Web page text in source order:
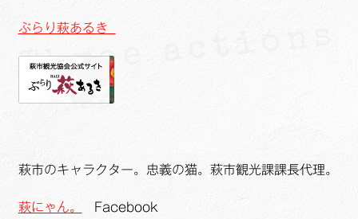
ぶらり萩あるき
萩市のキャラクター。忠義の猫。萩市観光課課長代理。
萩にゃん。 Facebook